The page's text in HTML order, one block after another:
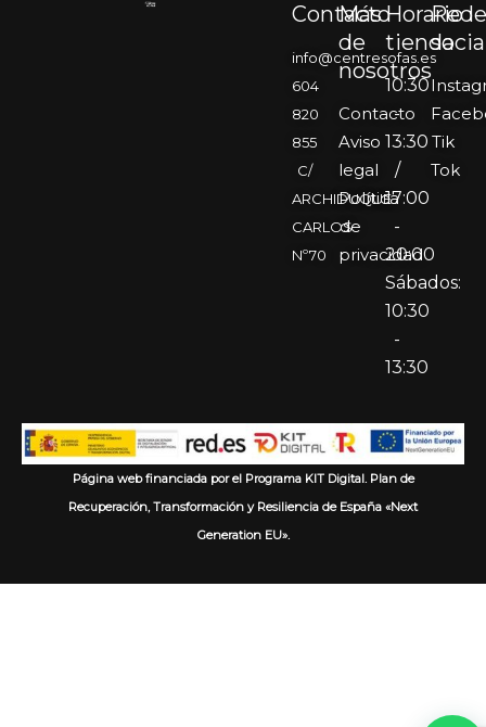
Contacto
info@centresofas.es
604
820
855
C/
ARCHIDUQUE
CARLOS
Nº70
Más
de
nosotros
Contacto
Aviso
legal
Política
de
privacidad
Horario
tienda
10:30
-
13:30
/
17:00
-
20:00
Sábados:
10:30
-
13:30
Tik
Tok
Página web financiada por el Programa KIT Digital. Plan de
Recuperación, Transformación y Resiliencia de España «Next
Generation EU».